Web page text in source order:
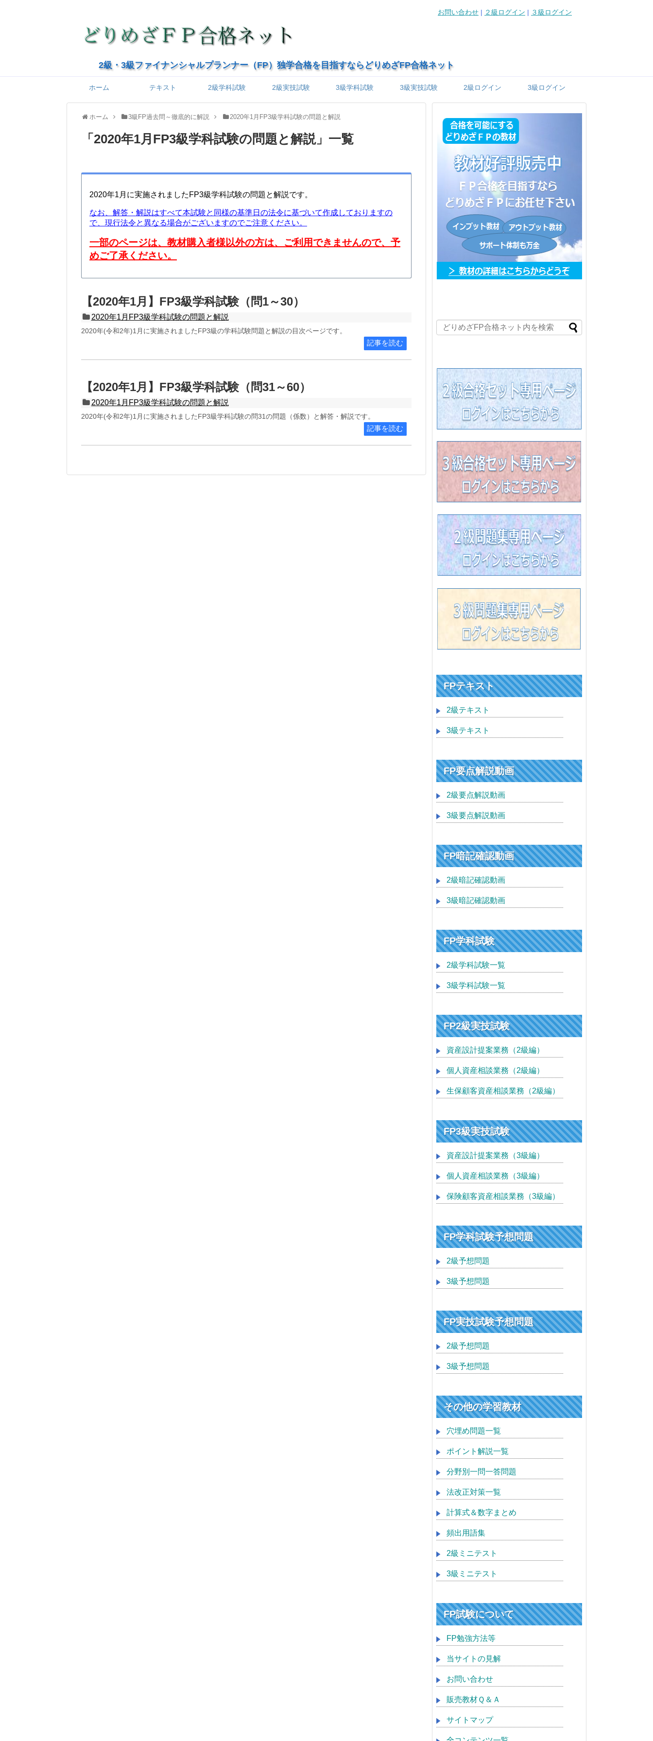
2級・3級ファイナンシャルプランナー（FP）独学合格を目指すならどりめざFP合格ネット
お問い合わせ | ２級ログイン | ３級ログイン
ホーム テキスト 2級学科試験 2級実技試験 3級学科試験 3級実技試験 2級ログイン 3級ログイン
ホーム 3級FP過去問～徹底的に解説 2020年1月FP3級学科試験の問題と解説
「 2020年1月FP3級学科試験の問題と解説」 一覧
2020年1月に実施されましたFP3級学科試験の問題と解説です。
なお、解答・解説はすべて本試験と同様の基準日の法令に基づいて作成しておりますの
で、現行法令と異なる場合がございますのでご注意ください。
一部のページは、教材購入者様以外の方は、ご利用できませんので、予
めご了承ください。
【2020年1月】FP3級学科試験（問1～30）
2020年1月FP3級学科試験の問題と解説
2020年(令和2年)1月に実施されましたFP3級の学科試験問題と解説の目次ページです。
記事を読む
【2020年1月】FP3級学科試験（問31～60）
2020年1月FP3級学科試験の問題と解説
2020年(令和2年)1月に実施されましたFP3級学科試験の問31の問題（係数）と解答・解説です。
記事を読む
FPテキスト
2級テキスト
3級テキスト
FP要点解説動画
2級要点解説動画
3級要点解説動画
FP暗記確認動画
2級暗記確認動画
3級暗記確認動画
FP学科試験
2級学科試験一覧
3級学科試験一覧
FP2級実技試験
資産設計提案業務（2級編）
個人資産相談業務（2級編）
生保顧客資産相談業務（2級編）
FP3級実技試験
資産設計提案業務（3級編）
個人資産相談業務（3級編）
保険顧客資産相談業務（3級編）
FP学科試験予想問題
2級予想問題
3級予想問題
FP実技試験予想問題
2級予想問題
3級予想問題
その他の学習教材
穴埋め問題一覧
ポイント解説一覧
分野別一問一答問題
法改正対策一覧
計算式＆数字まとめ
頻出用語集
2級ミニテスト
3級ミニテスト
FP試験について
FP勉強方法等
当サイトの見解
お問い合わせ
販売教材Ｑ＆Ａ
サイトマップ